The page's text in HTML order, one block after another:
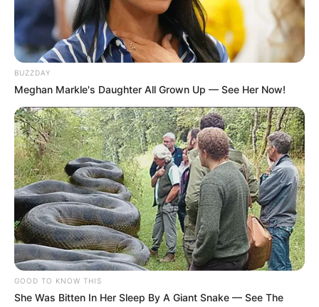
BUZZDAY
Meghan Markle's Daughter All Grown Up — See Her Now!
GOOD TO KNOW THIS
She Was Bitten In Her Sleep By A Giant Snake — See The